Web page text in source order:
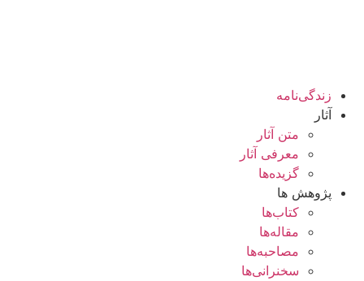
زندگی‌نامه
آثار
متن آثار
معرفی آثار
گزیده‌ها
پژوهش ها
کتاب‌ها
مقاله‌ها
مصاحبه‌ها
سخنرانی‌ها